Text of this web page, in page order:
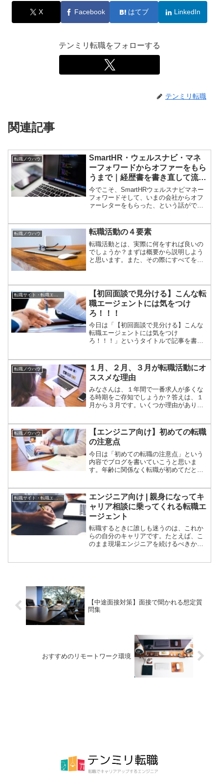
X Facebook はてブ LinkedIn
テンミリ転職をフォローする
テンミリ転職
関連記事
転職ノウハウ
SmartHR・ウェルスナビ・マネ
ーフォワードからオファーをもら
うまで｜経歴書を書き直して流れ
が変わったエンジニアの転職記
今でこそ、SmartHRウェルスナビマネー
フォワードそして、いまの会社からオフ
ァーレターをもらった、という話ができ
職活動の序盤はわりと普通に、いや、ち
ょっと多めに、面接で落とされている。
履歴書を書き直したら、面接の空気が変
わったこれ、本当に分かりやすく変わっ
た。面接で聞かれることが、「このプロ
か？」「それ、今うちでも課題です」全
部、履歴書に書いた実績の話。しかも、
それって全部、自分が実際にやってきた
ことだから、思い出しながら話せる変に
準備しなくていい自然に熱量が出る結果
として、あれ？面接対策、勝手にできて
ない？という状態になった。
転職ノウハウ 転職活動の４要素
転職活動とは、実際に何をすれば良いの
でしょうか？まずは概要から説明しよう
と思います。また、その際にすべてを自
ばよいか？という点も説明します。
【初回面談で見分ける】こんな転
職エージェントには気をつけ
ろ！！！
今日は「【初回面談で見分ける】こんな
転職エージェントには気をつけ
ろ！！！」というタイトルで記事を書い
をしています。正直、一回30分から1時間
の面談で、そのエージェントの実力をす
べて把握するのは絶対に無理です。ただ
し、たくさんのエージェントと話をした
経験から、こういうエージェントは避け
た方が良いなというポイントを見つけま
い。
転職ノウハウ
１月、２月、３月が転職活動にオ
ススメな理由
みなさんは、１年間で一番求人が多くな
る時期をご存知でしょうか？答えは、１
月から３月です。いくつか理由がありま
がこのタイミングだからです。応募者側
の都合としては以下があります冬のボー
ナスをもらってから退職する人が多い。
冬の評価や４月からの人事異動に不満な
人が転職活動をする。一方、求人する企
業側の都合としてはこちらです。ボーナ
スをもらって退職した穴を埋めるための
の追い込みをかける。４月からの新組織
の募集が始まる。上記の理由により、応
募者も求人も多くなり、転職活動を行う
には１年で一番良いタイミングになりま
して転職する方法を紹介します。
転職ノウハウ
【エンジニア向け】初めての転職
の注意点
今日は「初めての転職の注意点」という
内容でブログを書いていこうと思いま
す。年齢に関係なく転職が初めてだとす
いらしたら、是非参考にしてください。
転職サイト・転職エージェント
エンジニア向け | 親身になってキ
ャリア相談に乗ってくれる転職エ
ージェント
転職するときに誰しも迷うのは、これか
らの自分のキャリアです。たとえば、こ
のまま現場エンジニアを続けるべきか？
です。また、転職市場を知っているプロ
のアドバイスを聞きたくなるときもあり
ます。転職エージェントといってもいろ
ントを紹介していきたいと思います。
【中途面接対策】面接で聞かれる想定質
問集
おすすめのリモートワーク環境